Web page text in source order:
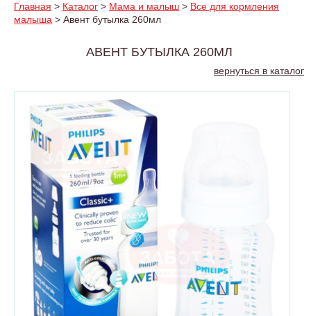
Главная > Каталог > Мама и малыш > Все для кормления
малыша > Авент бутылка 260мл
АВЕНТ БУТЫЛКА 260МЛ
вернуться в каталог